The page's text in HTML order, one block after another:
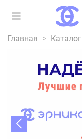
Главная Каталог